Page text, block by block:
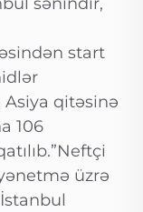
sənindir,
start
Asiya qitəsinə
106
üzrə